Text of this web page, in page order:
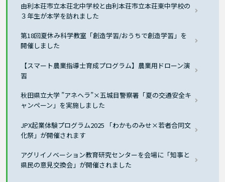
由利本荘市立本荘北中学校と由利本荘市立本荘東中学校の
３年生が本学を訪れました
第18回夏休み科学教室「創造学習/おうちで創造学習」を
開催しました
【スマート農業指導士育成プログラム】農業用ドローン演
習
秋田県立大学 ”アネヘラ”×五城目警察署「夏の交通安全キ
ャンペーン」を実施しました
JPX起業体験プログラム2025 「わかものみせ×若者合同文
化祭」が開催されます
アグリイノベーション教育研究センターを会場に「知事と
県民の意見交換会」が開催されました